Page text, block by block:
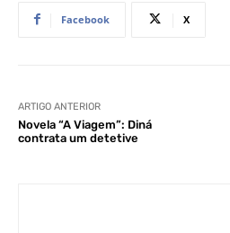
Facebook X
ARTIGO ANTERIOR
Novela “A Viagem”: Diná
contrata um detetive